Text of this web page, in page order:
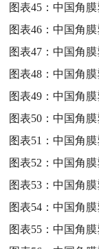
图表45：中国角
图表46：中国角
图表47：中国角
图表48：中国角
图表49：中国角
图表50：中国角
图表51：中国角
图表52：中国角
图表53：中国角
图表54：中国角
图表55：中国角